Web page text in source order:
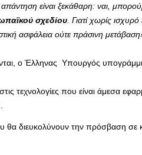
είναι ξεκάθαρη: ναι,
σχεδίου . Γιατί χωρίς
ασφάλεια ούτε πράσινη
ο Έλληνας Υπουργός
τεχνολογίες που είναι άμεσα
διευκολύνουν την πρόσβαση σε